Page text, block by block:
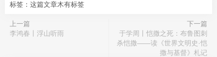
标签：这篇文章木有标签
上一篇
李鸿春丨浮山听雨
下一篇
于学周丨恺撒之死：布鲁图刺
杀恺撒——读《世界文明史·恺
撒与基督》札记